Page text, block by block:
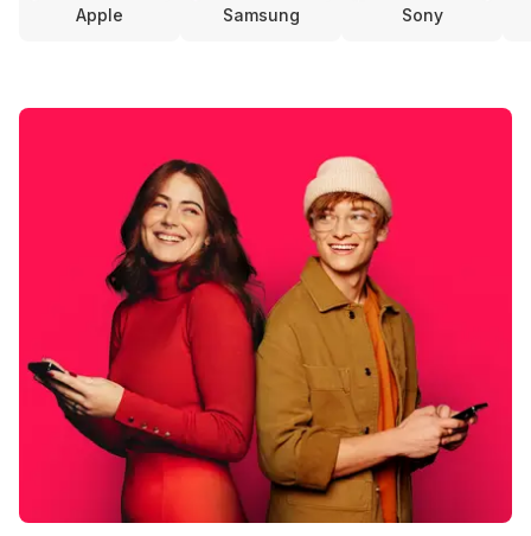
Apple Samsung Sony